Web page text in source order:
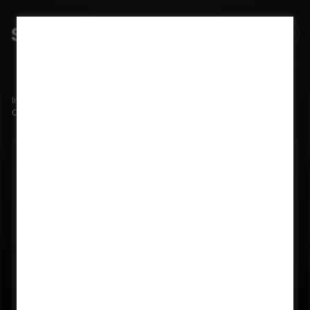
Início
Como o monitoramento de usinas gera oportunidades de negócio